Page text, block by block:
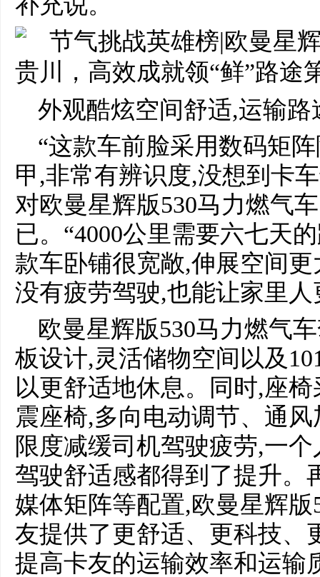
外观酷炫空间舒适,运输路
“这款车前脸采用数码矩
甲,非常有辨识度,没想到卡
对欧曼星辉版530马力燃气
已。“4000公里需要六七天
款车卧铺很宽敞,伸展空间
没有疲劳驾驶,也能让家里人
欧曼星辉版530马力燃气
板设计,灵活储物空间以及
以更舒适地休息。同时,座
震座椅,多向电动调节、通
限度减缓司机驾驶疲劳,一
驾驶舒适感都得到了提升。
媒体矩阵等配置,欧曼星辉
友提供了更舒适、更科技、
提高卡友的运输效率和运输